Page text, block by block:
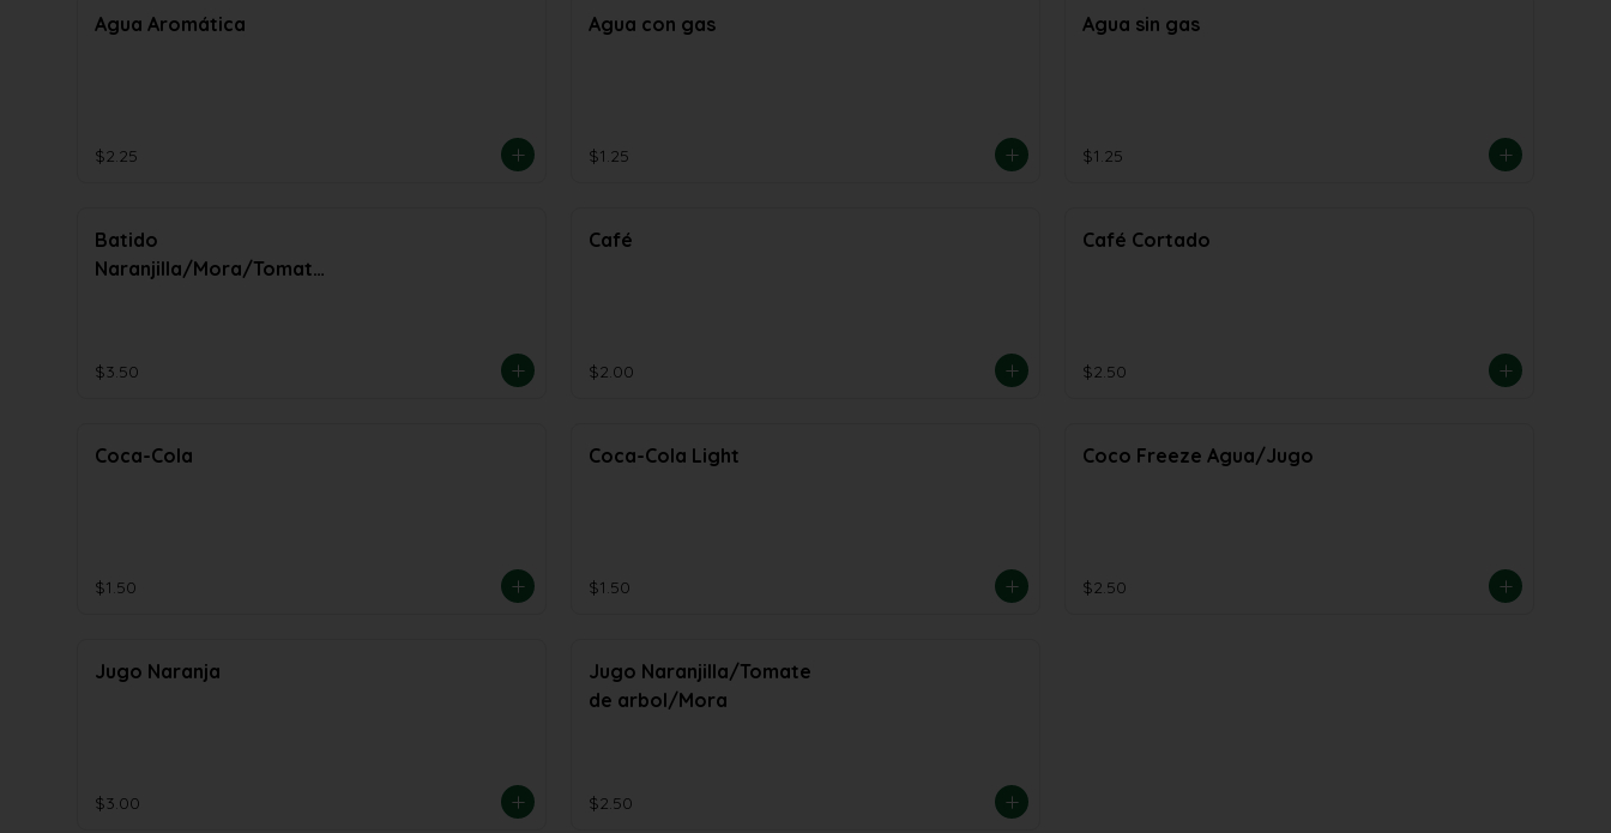
Agua Aromática
$2.25
Agua con gas
$1.25
Agua sin gas
$1.25
Batido
Naranjilla/Mora/Tomate
$3.50
Café
$2.00
Café Cortado
$2.50
Coca-Cola
$1.50
Coca-Cola Light
$1.50
Coco Freeze Agua/Jugo
$2.50
Jugo Naranja
$3.00
Jugo Naranjilla/Tomate
de arbol/Mora
$2.50